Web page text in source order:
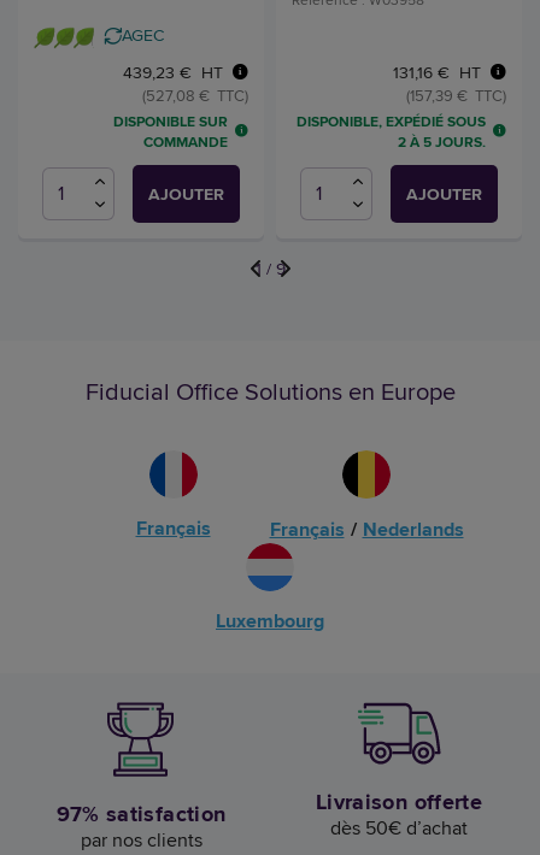
AGEC
439,23 € HT
(527,08 € TTC)
DISPONIBLE SUR
COMMANDE
AJOUTER
131,16 € HT
(157,39 € TTC)
DISPONIBLE, EXPÉDIÉ SOUS
2 À 5 JOURS.
AJOUTER
1 / 9
Fiducial Office Solutions en Europe
Français Français / Nederlands
Luxembourg
97% satisfaction
par nos clients
Livraison offerte
dès 50€ d’achat